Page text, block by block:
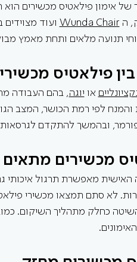
של אימון פילאטיס מכשירים
ה Wunda Chair ועוד
תנועה מלאים ותחת מאמץ
פילאטיס
או יוגה, בהם העבודה
לפי רמת הכושר, המצב
מכשירים מתאים
האישית מאפשרת תרגול איכותי
לא סתם תמצאו מכשירי
כחלק מתהליך השיקום.